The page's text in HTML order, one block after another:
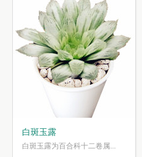
白斑玉露
白斑玉露为百合科十二卷属...